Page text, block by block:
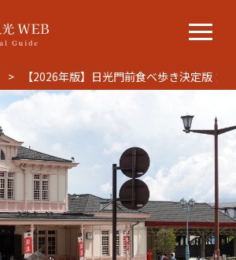
【2026年版】日光門前食べ歩き決定版！